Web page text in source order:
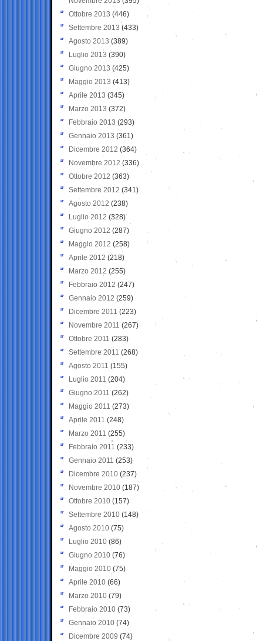
Ottobre 2013 (446)
Settembre 2013 (433)
Agosto 2013 (389)
Luglio 2013 (390)
Giugno 2013 (425)
Maggio 2013 (413)
Aprile 2013 (345)
Marzo 2013 (372)
Febbraio 2013 (293)
Gennaio 2013 (361)
Dicembre 2012 (364)
Novembre 2012 (336)
Ottobre 2012 (363)
Settembre 2012 (341)
Agosto 2012 (238)
Luglio 2012 (328)
Giugno 2012 (287)
Maggio 2012 (258)
Aprile 2012 (218)
Marzo 2012 (255)
Febbraio 2012 (247)
Gennaio 2012 (259)
Dicembre 2011 (223)
Novembre 2011 (267)
Ottobre 2011 (283)
Settembre 2011 (268)
Agosto 2011 (155)
Luglio 2011 (204)
Giugno 2011 (262)
Maggio 2011 (273)
Aprile 2011 (248)
Marzo 2011 (255)
Febbraio 2011 (233)
Gennaio 2011 (253)
Dicembre 2010 (237)
Novembre 2010 (187)
Ottobre 2010 (157)
Settembre 2010 (148)
Agosto 2010 (75)
Luglio 2010 (86)
Giugno 2010 (76)
Maggio 2010 (75)
Aprile 2010 (66)
Marzo 2010 (79)
Febbraio 2010 (73)
Gennaio 2010 (74)
Dicembre 2009 (74)